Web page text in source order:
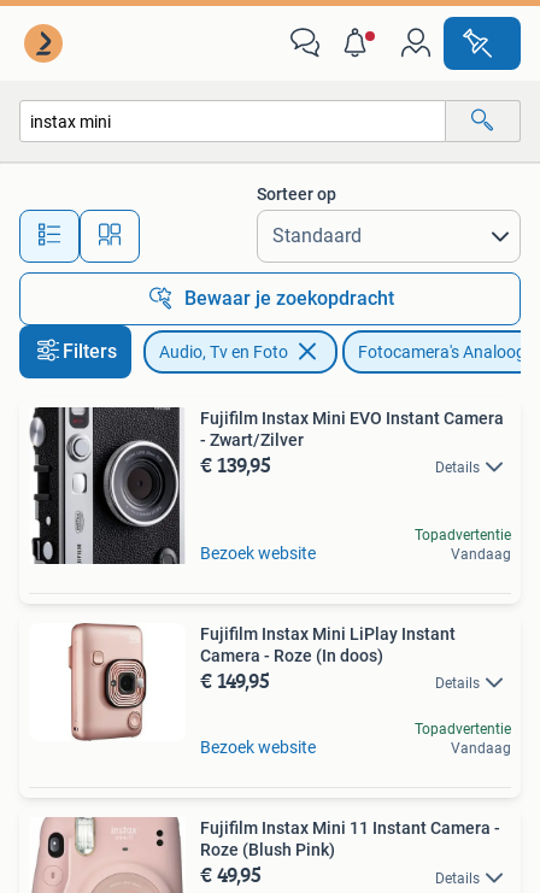
Alle afstanden…
Sorteer op
Bewaar je zoekopdracht
Filters Audio, Tv en Foto Fotocamera's Analoog
Fujifilm Instax Mini EVO Instant Camera
- Zwart/Zilver
€ 139,95 Details
Bezoek website
Topadvertentie
Vandaag
Fujifilm Instax Mini LiPlay Instant
Camera - Roze (In doos)
€ 149,95 Details
Bezoek website
Topadvertentie
Vandaag
Fujifilm Instax Mini 11 Instant Camera -
Roze (Blush Pink)
€ 49,95 Details